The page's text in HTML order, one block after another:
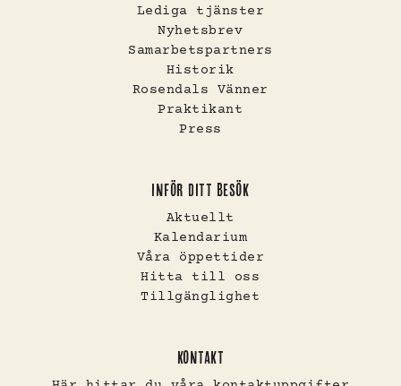
Lediga tjänster
Nyhetsbrev
Samarbetspartners
Historik
Rosendals Vänner
Praktikant
Press
INFÖR DITT BESÖK
Aktuellt
Kalendarium
Våra öppettider
Hitta till oss
Tillgänglighet
KONTAKT